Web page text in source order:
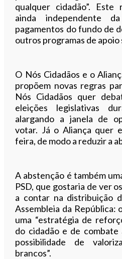
qualquer cidadão”. Este
ainda independente
pagamentos do fundo de
outros programas de apoio
O Nós Cidadãos e o
propõem novas regras
Nós Cidadãos quer
eleições legislativas
alargando a janela de
votar. Já o Aliança quer
feira, de modo a reduzir a
A abstenção é também
PSD, que gostaria de ver
a contar na distribuição
Assembleia da República:
uma “estratégia de
do cidadão e de combate
possibilidade de
brancos”.